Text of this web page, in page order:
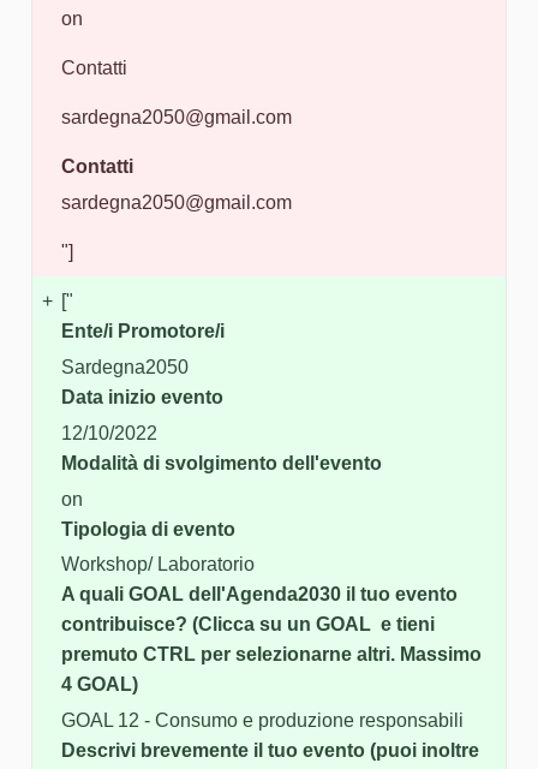
on
Contatti
sardegna2050@gmail.com
Contatti
sardegna2050@gmail.com
"]
+ ["
Ente/i Promotore/i
Sardegna2050
Data inizio evento
12/10/2022
Modalità di svolgimento dell'evento
on
Tipologia di evento
Workshop/ Laboratorio
A quali GOAL dell'Agenda2030 il tuo evento
contribuisce? (Clicca su un GOAL e tieni
premuto CTRL per selezionarne altri. Massimo
4 GOAL)
GOAL 12 - Consumo e produzione responsabili
Descrivi brevemente il tuo evento (puoi inoltre